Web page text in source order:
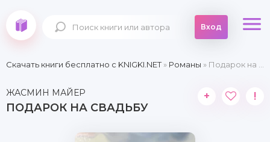
Вход
Скачать книги бесплатно c KNIGKI.NET» Романы » Подарок на свадьбу
ЖАСМИН МАЙЕР
ПОДАРОК НА СВАДЬБУ
+ !